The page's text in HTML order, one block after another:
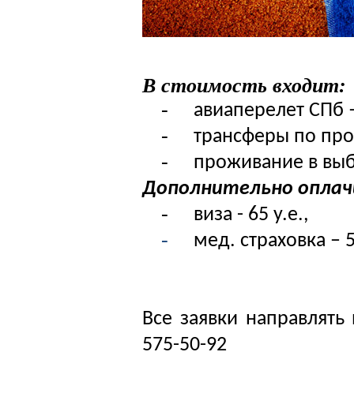
В стоимость входит:
-
авиаперелет СПб
- трансферы по
-
проживание в
Дополнительно
- виза - 65 у.е.,
- мед. страховка –
Все заявки направлять
575-50-92